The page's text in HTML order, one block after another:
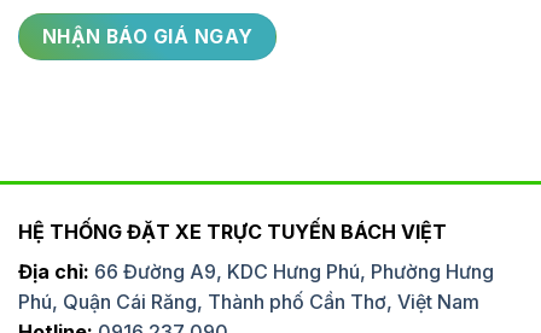
HỆ THỐNG ĐẶT XE TRỰC TUYẾN BÁCH VIỆT
Địa chỉ: 66 Đường A9, KDC Hưng Phú, Phường Hưng
Phú, Quận Cái Răng, Thành phố Cần Thơ, Việt Nam